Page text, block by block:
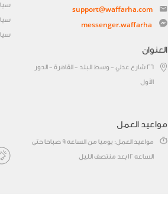
support@waffarha.com
messenger.waffarha
العنوان
٢٦ شارع عدلي - وسط البلد - القاهرة - الدور
الأول
مواعيد العمل
مواعيد العمل: يوميا من الساعه 9 صباحا حتى
الساعه 12 بعد منتصف الليل